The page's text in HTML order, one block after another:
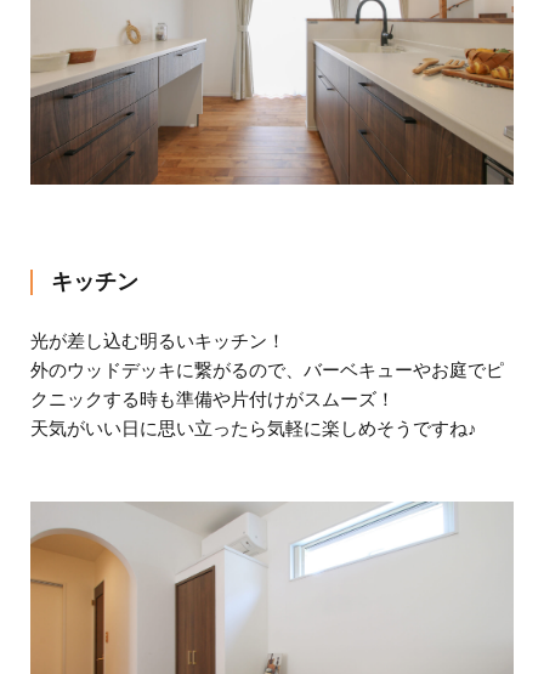
キッチン
光が差し込む明るいキッチン！
外のウッドデッキに繋がるので、バーベキューやお庭でピ
クニックする時も準備や片付けがスムーズ！
天気がいい日に思い立ったら気軽に楽しめそうですね♪